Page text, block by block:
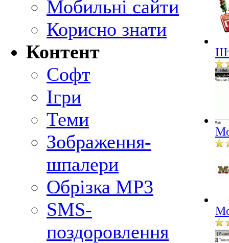
Мобильні сайти
Корисно знати
Контент
Софт
Ігри
Теми
Зображення-
шпалери
Обрізка MP3
SMS-
поздоровлення